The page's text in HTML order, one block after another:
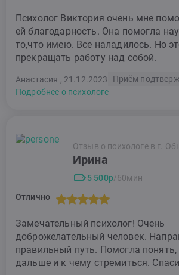
Психолог Виктория очень мне
ей благодарность. Она помогла
то,что имею. Все наладилось. Но
прекращать работу над собой.
Анастасия , 21.12.2023
Приём
Подробнее о психологе
Отзыв о психологе в г.
Ирина
5 500р/60мин
Отлично
Замечательный психолог! Очень
доброжелательный человек.
правильный путь. Помогла понять,
дальше и к чему стремиться.